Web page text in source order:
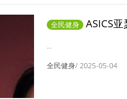
全民健身
ASICS
萱，共启新篇章
...
全民健身/ 2025-05-04